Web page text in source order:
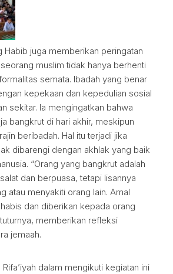
Habib juga memberikan peringatan
muslim tidak hanya berhenti
semata. Ibadah yang benar
kepekaan dan kepedulian sosial
sekitar. Ia mengingatkan bahwa
bangkrut di hari akhir, meskipun
beribadah. Hal itu terjadi jika
dibarengi dengan akhlak yang baik
“Orang yang bangkrut adalah
dan berpuasa, tetapi lisannya
atau menyakiti orang lain. Amal
dan diberikan kepada orang
memberikan refleksi
jemaah.
dalam mengikuti kegiatan ini